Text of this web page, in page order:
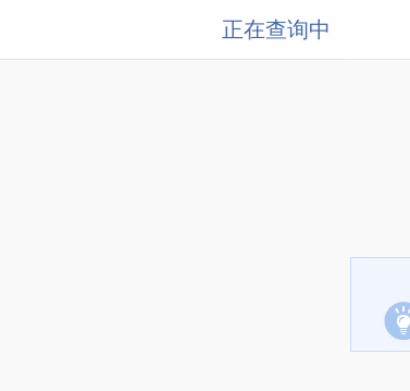
正在查询中